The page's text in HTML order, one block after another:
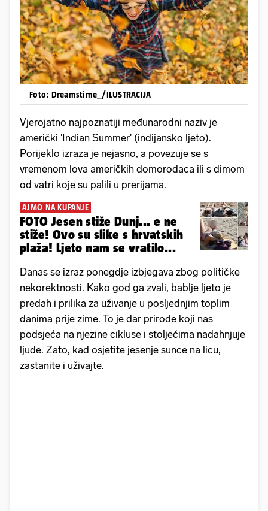
Foto: Dreamstime_/ILUSTRACIJA
Vjerojatno najpoznatiji međunarodni naziv je
američki 'Indian Summer' (indijansko ljeto).
Porijeklo izraza je nejasno, a povezuje se s
vremenom lova američkih domorodaca ili s dimom
od vatri koje su palili u prerijama.
AJMO NA KUPANJE
FOTO Jesen stiže Dunj... e ne
stiže! Ovo su slike s hrvatskih
plaža! Ljeto nam se vratilo...
Danas se izraz ponegdje izbjegava zbog političke
nekorektnosti. Kako god ga zvali, bablje ljeto je
predah i prilika za uživanje u posljednjim toplim
danima prije zime. To je dar prirode koji nas
podsjeća na njezine cikluse i stoljećima nadahnjuje
ljude. Zato, kad osjetite jesenje sunce na licu,
zastanite i uživajte.